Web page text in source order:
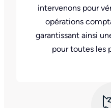
intervenons pour
opérations
garantissant ainsi
pour toutes les